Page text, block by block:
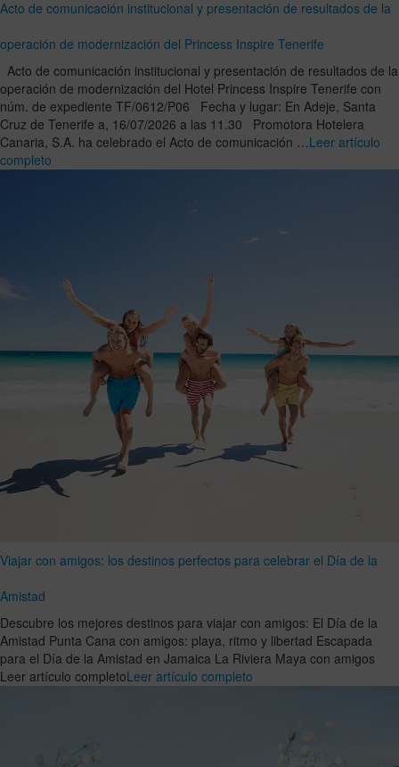
Acto de comunicación institucional y presentación de resultados de la
operación de modernización del Princess Inspire Tenerife
Acto de comunicación institucional y presentación de resultados de la
operación de modernización del Hotel Princess Inspire Tenerife con
núm. de expediente TF/0612/P06 Fecha y lugar: En Adeje, Santa
Cruz de Tenerife a, 16/07/2026 a las 11.30 Promotora Hotelera
Canaria, S.A. ha celebrado el Acto de comunicación …Leer artículo
completo
Viajar con amigos: los destinos perfectos para celebrar el Día de la
Amistad
Descubre los mejores destinos para viajar con amigos: El Día de la
Amistad Punta Cana con amigos: playa, ritmo y libertad Escapada
para el Día de la Amistad en Jamaica La Riviera Maya con amigos
Leer artículo completoLeer artículo completo